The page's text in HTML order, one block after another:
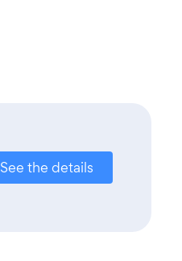
See the details